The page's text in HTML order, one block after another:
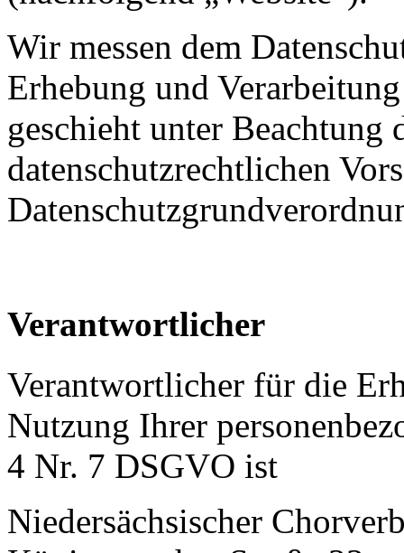
Wir messen dem
Erhebung und
geschieht unter Beachtung
datenschutzrechtlichen
Verantwortlicher
Verantwortlicher für die
Nutzung Ihrer
4 Nr. 7 DSGVO ist
Niedersächsischer